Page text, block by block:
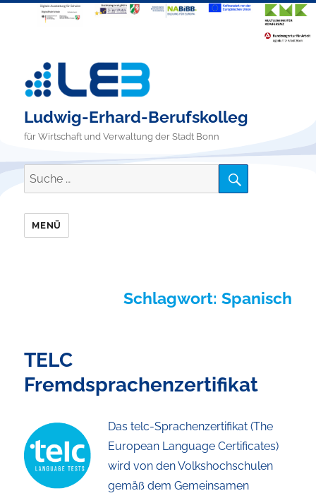
Ludwig-Erhard-Berufskolleg
für Wirtschaft und Verwaltung der Stadt Bonn
Suche
nach:
SUCHE
MENÜ
Schlagwort: Spanisch
TELC
Fremdsprachenzertifikat
Das telc-Sprachenzertifikat (The
European Language Certificates)
wird von den Volkshochschulen
gemäß dem Gemeinsamen